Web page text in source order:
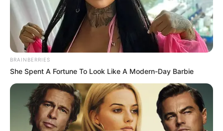
BRAINBERRIES
She Spent A Fortune To Look Like A Modern-Day Barbie